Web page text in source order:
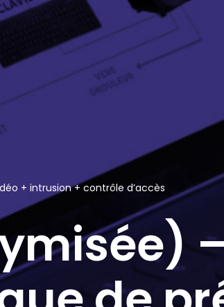
+ intrusion + contrôle d’accès